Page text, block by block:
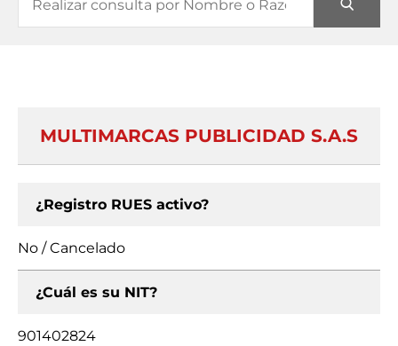
MULTIMARCAS PUBLICIDAD S.A.S
¿Registro RUES activo?
No / Cancelado
¿Cuál es su NIT?
901402824